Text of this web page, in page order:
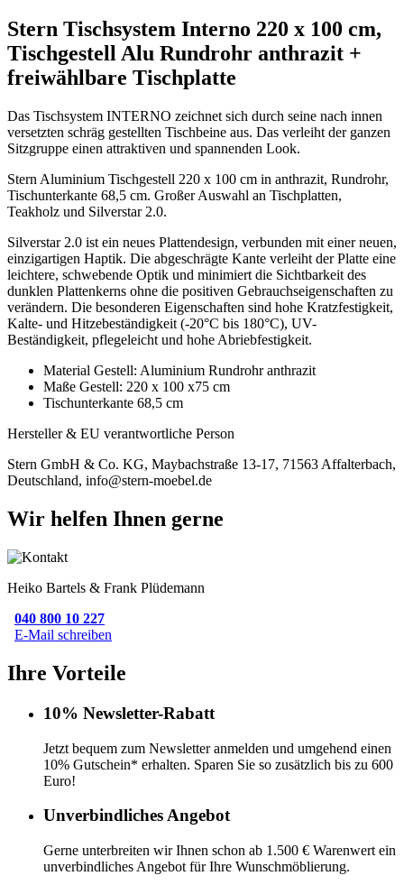
Stern Tischsystem Interno 220 x 100 cm,
Tischgestell Alu Rundrohr anthrazit +
freiwählbare Tischplatte
Das Tischsystem INTERNO zeichnet sich durch seine nach innen
versetzten schräg gestellten Tischbeine aus. Das verleiht der ganzen
Sitzgruppe einen attraktiven und spannenden Look.
Stern Aluminium Tischgestell 220 x 100 cm in anthrazit, Rundrohr,
Tischunterkante 68,5 cm. Großer Auswahl an Tischplatten,
Teakholz und Silverstar 2.0.
Silverstar 2.0 ist ein neues Plattendesign, verbunden mit einer neuen,
einzigartigen Haptik. Die abgeschrägte Kante verleiht der Platte eine
leichtere, schwebende Optik und minimiert die Sichtbarkeit des
dunklen Plattenkerns ohne die positiven Gebrauchseigenschaften zu
verändern. Die besonderen Eigenschaften sind hohe Kratzfestigkeit,
Kalte- und Hitzebeständigkeit (-20°C bis 180°C), UV-
Beständigkeit, pflegeleicht und hohe Abriebfestigkeit.
Material Gestell: Aluminium Rundrohr anthrazit
Maße Gestell: 220 x 100 x75 cm
Tischunterkante 68,5 cm
Hersteller & EU verantwortliche Person
Stern GmbH & Co. KG, Maybachstraße 13-17, 71563 Affalterbach,
Deutschland, info@stern-moebel.de
Wir helfen Ihnen gerne
Heiko Bartels & Frank Plüdemann
040 800 10 227
E-Mail schreiben
Ihre Vorteile
10% Newsletter-Rabatt
Jetzt bequem zum Newsletter anmelden und umgehend einen
10% Gutschein* erhalten. Sparen Sie so zusätzlich bis zu 600
Euro!
Unverbindliches Angebot
Gerne unterbreiten wir Ihnen schon ab 1.500 € Warenwert ein
unverbindliches Angebot für Ihre Wunschmöblierung.